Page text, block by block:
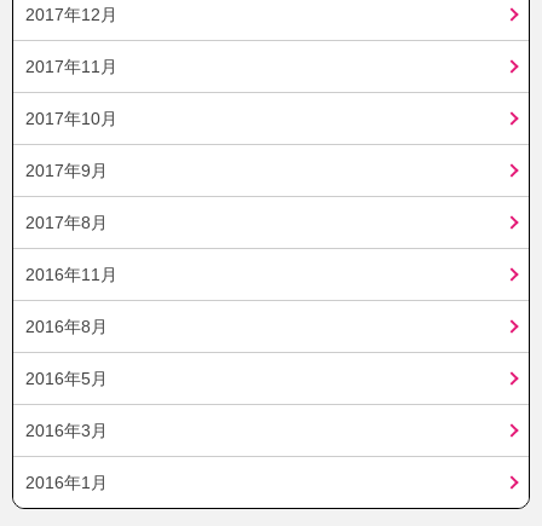
2017年12月
2017年11月
2017年10月
2017年9月
2017年8月
2016年11月
2016年8月
2016年5月
2016年3月
2016年1月